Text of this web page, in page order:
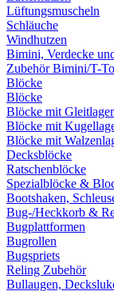
Lüftungsmuscheln
Schläuche
Windhutzen
Bimini, Verdecke
Zubehör Bimini/T-
Blöcke
Blöcke
Blöcke mit Gleitlager
Blöcke mit
Blöcke mit
Decksblöcke
Ratschenblöcke
Spezialblöcke &
Bootshaken,
Bug-/Heckkorb &
Bugplattformen
Bugrollen
Bugspriets
Reling Zubehör
Bullaugen,